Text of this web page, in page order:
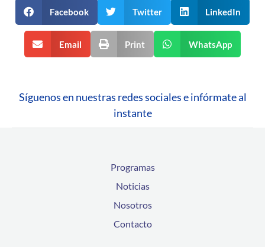
Facebook Twitter LinkedIn
Email Print WhatsApp
Síguenos en nuestras redes sociales e infórmate al
instante
Programas
Noticias
Nosotros
Contacto